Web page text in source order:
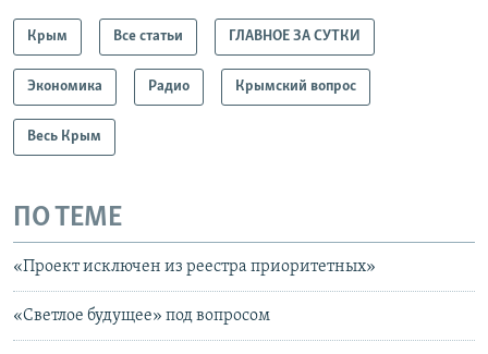
Крым Все статьи ГЛАВНОЕ ЗА СУТКИ
Экономика Радио Крымский вопрос
Весь Крым
ПО ТЕМЕ
«Проект исключен из реестра приоритетных»
«Светлое будущее» под вопросом